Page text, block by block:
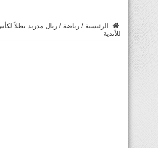
الرئيسية / رياضة / ريال مدريد بطلاً
للأندية